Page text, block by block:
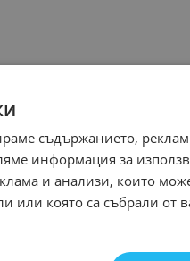
съдържанието,
информация за
и анализи, които
или която са събрали от